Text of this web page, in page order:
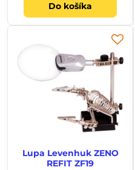
Do košíka
Lupa Levenhuk ZENO
REFIT ZF19